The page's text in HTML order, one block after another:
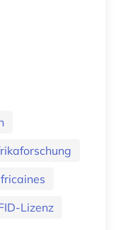
Lizenz